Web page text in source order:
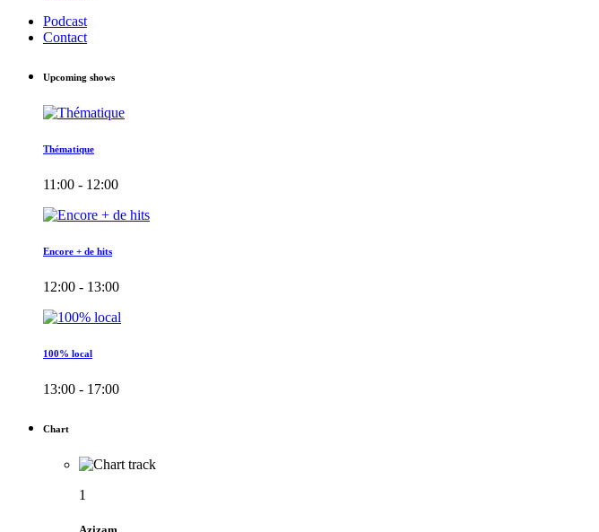
Podcast
Contact
Upcoming shows
Thématique
11:00 - 12:00
Encore + de hits
12:00 - 13:00
100% local
13:00 - 17:00
Chart
1